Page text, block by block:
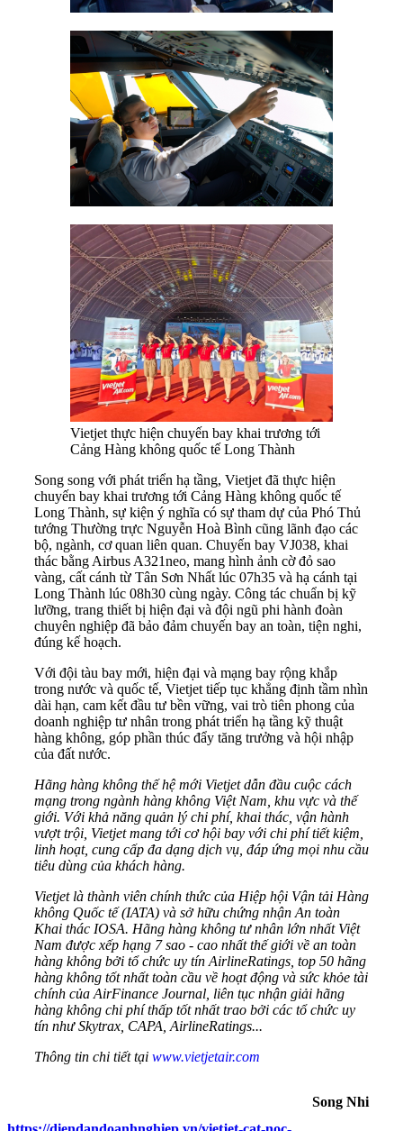
Vietjet thực hiện chuyến bay khai trương tới
Cảng Hàng không quốc tế Long Thành
Song song với phát triển hạ tầng, Vietjet đã thực hiện
chuyến bay khai trương tới Cảng Hàng không quốc tế
Long Thành, sự kiện ý nghĩa có sự tham dự của Phó Thủ
tướng Thường trực Nguyễn Hoà Bình cũng lãnh đạo các
bộ, ngành, cơ quan liên quan. Chuyến bay VJ038, khai
thác bằng Airbus A321neo, mang hình ảnh cờ đỏ sao
vàng, cất cánh từ Tân Sơn Nhất lúc 07h35 và hạ cánh tại
Long Thành lúc 08h30 cùng ngày. Công tác chuẩn bị kỹ
lưỡng, trang thiết bị hiện đại và đội ngũ phi hành đoàn
chuyên nghiệp đã bảo đảm chuyến bay an toàn, tiện nghi,
đúng kế hoạch.
Với đội tàu bay mới, hiện đại và mạng bay rộng khắp
trong nước và quốc tế, Vietjet tiếp tục khẳng định tầm nhìn
dài hạn, cam kết đầu tư bền vững, vai trò tiên phong của
doanh nghiệp tư nhân trong phát triển hạ tầng kỹ thuật
hàng không, góp phần thúc đẩy tăng trưởng và hội nhập
của đất nước.
Hãng hàng không thế hệ mới Vietjet dẫn đầu cuộc cách
mạng trong ngành hàng không Việt Nam, khu vực và thế
giới. Với khả năng quản lý chi phí, khai thác, vận hành
vượt trội, Vietjet mang tới cơ hội bay với chi phí tiết kiệm,
linh hoạt, cung cấp đa dạng dịch vụ, đáp ứng mọi nhu cầu
tiêu dùng của khách hàng.
Vietjet là thành viên chính thức của Hiệp hội Vận tải Hàng
không Quốc tế (IATA) và sở hữu chứng nhận An toàn
Khai thác IOSA. Hãng hàng không tư nhân lớn nhất Việt
Nam được xếp hạng 7 sao - cao nhất thế giới về an toàn
hàng không bởi tổ chức uy tín AirlineRatings, top 50 hãng
hàng không tốt nhất toàn cầu về hoạt động và sức khỏe tài
chính của AirFinance Journal, liên tục nhận giải hãng
hàng không chi phí thấp tốt nhất trao bởi các tổ chức uy
tín như Skytrax, CAPA, AirlineRatings...
Thông tin chi tiết tại www.vietjetair.com
Song Nhi